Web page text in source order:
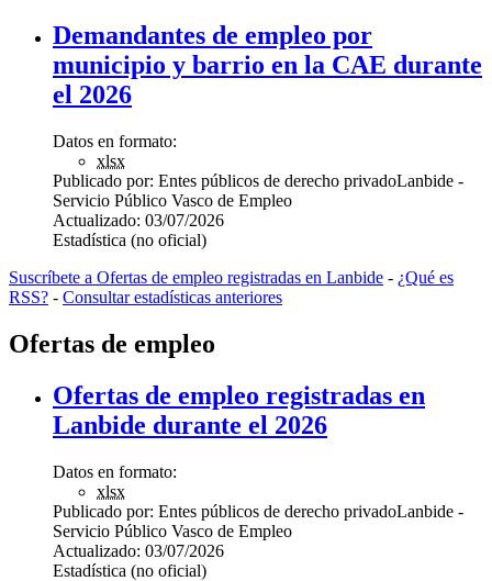
Demandantes de empleo por
municipio y barrio en la CAE durante
el 2026
Datos en formato:
xlsx
Publicado por: Entes públicos de derecho privadoLanbide -
Servicio Público Vasco de Empleo
Actualizado: 03/07/2026
Estadística (no oficial)
Suscríbete a Ofertas de empleo registradas en Lanbide - ¿Qué es
RSS? - Consultar estadísticas anteriores
Ofertas de empleo
Ofertas de empleo registradas en
Lanbide durante el 2026
Datos en formato:
xlsx
Publicado por: Entes públicos de derecho privadoLanbide -
Servicio Público Vasco de Empleo
Actualizado: 03/07/2026
Estadística (no oficial)